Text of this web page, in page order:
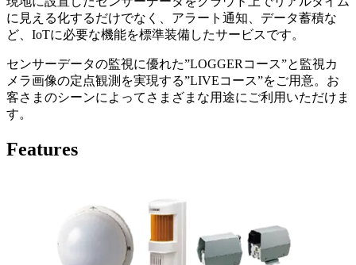
に見える化するだけでなく、アラート通知、データ蓄積な
ど、IoTに必要な機能を標準装備したサービスです。
センサーデータの監視に優れた”LOGGERコース”と監視カ
メラ画像の定点観測を実現する”LIVEコース”をご用意。お
客さまのシーンによってさまざまな用途にご利用いただけま
す。
Features